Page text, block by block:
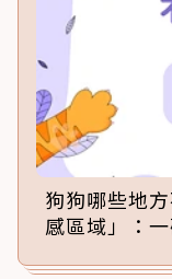
狗狗哪些地
感區域」：